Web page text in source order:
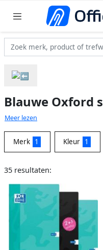
Blauwe Oxford
Meer lezen
Merk 1 Kleur 1
35 resultaten: